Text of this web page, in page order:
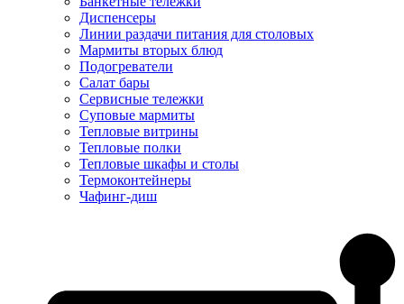
Диспенсеры
Линии раздачи питания для столовых
Мармиты вторых блюд
Подогреватели
Салат бары
Сервисные тележки
Суповые мармиты
Тепловые витрины
Тепловые полки
Тепловые шкафы и столы
Термоконтейнеры
Чафинг-диш